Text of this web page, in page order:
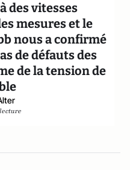
des vitesses
mesures et le
nous a confirmé
de défauts des
de la tension de